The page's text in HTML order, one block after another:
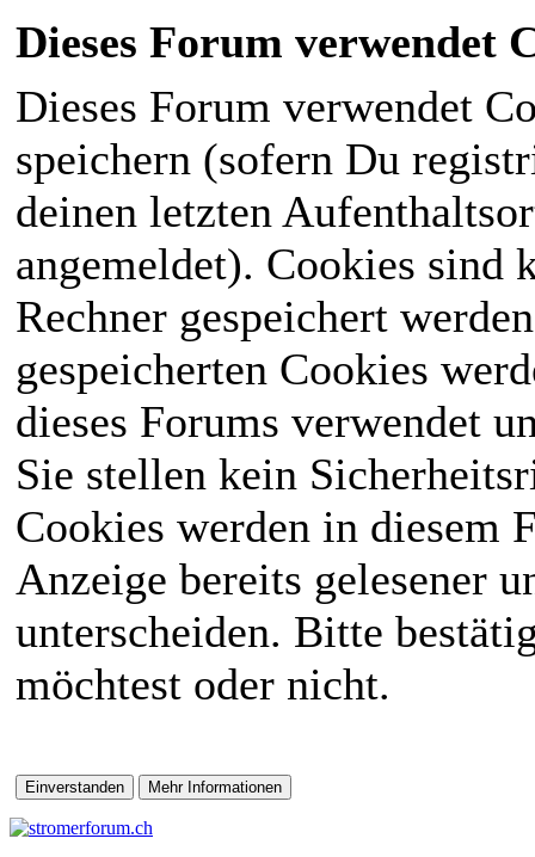
Dieses Forum verwendet
Dieses Forum verwendet
speichern (sofern Du
deinen letzten
angemeldet). Cookies sind
Rechner gespeichert
gespeicherten Cookies
dieses Forums verwendet
Sie stellen kein
Cookies werden in diesem
Anzeige bereits gelesener
unterscheiden. Bitte
möchtest oder nicht.